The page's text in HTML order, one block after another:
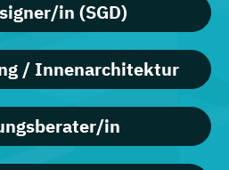
in (SGD)
/ Innenarchitektur
in